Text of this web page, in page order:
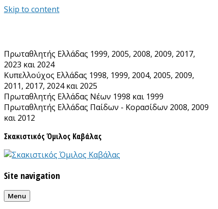
Skip to content
Πρωταθλητής Ελλάδας 1999, 2005, 2008, 2009, 2017,
2023 και 2024
Κυπελλούχος Ελλάδας 1998, 1999, 2004, 2005, 2009,
2011, 2017, 2024 και 2025
Πρωταθλητής Ελλάδας Νέων 1998 και 1999
Πρωταθλητής Ελλάδας Παίδων - Κορασίδων 2008, 2009
και 2012
Σκακιστικός Όμιλος Καβάλας
Site navigation
Menu